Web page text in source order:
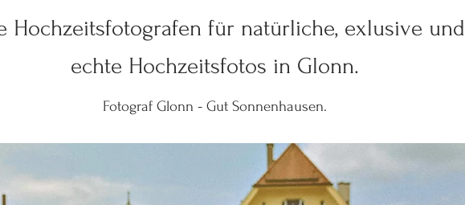
Hochzeitsfotografen für natürliche, exlusive und
echte Hochzeitsfotos in Glonn.
Fotograf Glonn -Gut Sonnenhausen.